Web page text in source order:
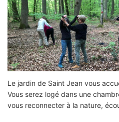
Le jardin de Saint Jean vous
Vous serez logé dans une
vous reconnecter à la nature,